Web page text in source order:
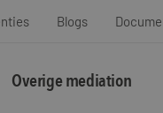
Blogs
Overige mediation